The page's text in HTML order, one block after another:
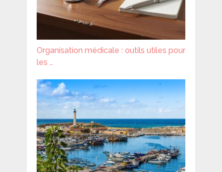
Organisation médicale : outils utiles pour
les …